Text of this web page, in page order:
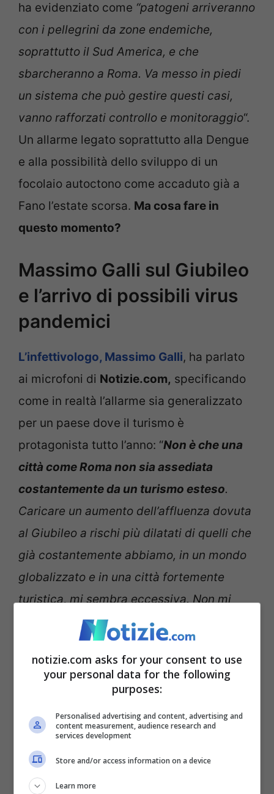
ha evidenziato come “patogeni arriveranno
con i pellegrini da zone endemiche,
soprattutto il Sud America, e che
sbarcheranno a Roma. Va messo in piedi
un sistema che può gestire questi casi,
vanno rafforzati controllo e monitoraggio“.
Un allarme legato soprattutto alla Dengue
e alla possibilità dello sviluppo di un
focolaio autoctono come accaduto già a
Fano l’estate scorsa. Ma cosa fare in
questo momento?
Massimo Galli sul Giubileo
e l’arrivo di possibili virus
pandemici
L’infettivologo, Massimo Galli, ha parlato
ai microfoni di Notizie.com, specificando
come in realtà l’allarme sia generalizzato
per un paese dove il turismo è
protagonista tutto l’anno: “Non è che una
città come Roma non sia assediata
costantemente da un turismo esteso.
Caricare un aumento dell’affluenza dovuta
al Giubileo a rischi più dilatati di quelli che
già costantemente abbiamo, in un mondo
globalizzato e in una città fortemente
turistica, mi sembra eccessiva. Non mi
sembra eccessivo, invece,
e che varrebbe a prescindere
dal Giubileo,per una cautela e
notizie.com asks for your consent to use
your personal data for the following
purposes:
Personalised advertising and content, advertising and
content measurement, audience research and
services development
Store and/or access information on a device
Learn more